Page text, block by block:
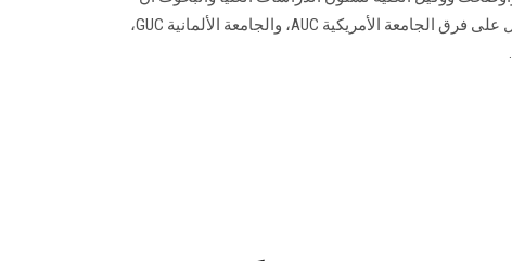
كلية التجارة حققت المركز الاول على فرق الجامعة الأمريكية AUC، والجامعة الألمانية GUC،